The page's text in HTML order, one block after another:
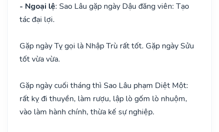
- Ngoại lệ: Sao Lâu gặp ngày Dậu đăng viên: Tạo
tác đại lợi.
Gặp ngày Tỵ gọi là Nhập Trù rất tốt. Gặp ngày Sửu
tốt vừa vừa.
Gặp ngày cuối tháng thì Sao Lâu phạm Diệt Một:
rất kỵ đi thuyền, làm rượu, lập lò gốm lò nhuộm,
vào làm hành chính, thừa kế sự nghiệp.